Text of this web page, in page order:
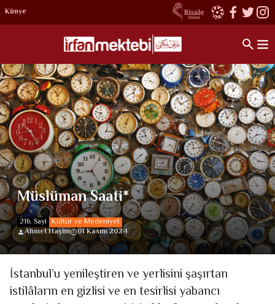
Künye
Müslüman Saati*
216. Sayi Kültür ve Medeniyet
Ahmet Haşim
01 Kasım 2024
İstanbul’u yenileştiren ve yerlisini şaşırtan
istilâların en gizlisi ve en tesirlisi yabancı